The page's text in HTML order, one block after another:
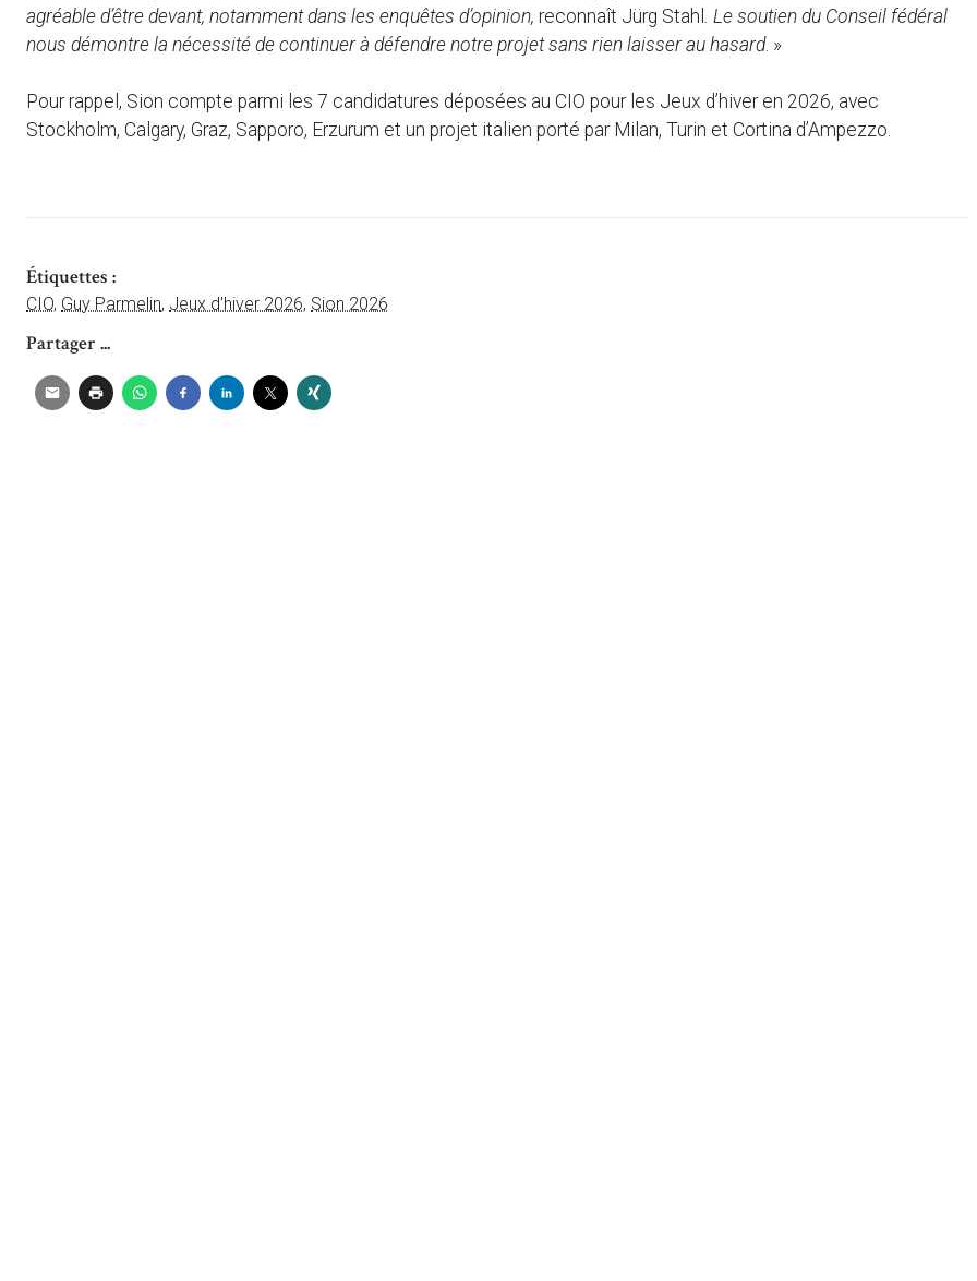
agréable d’être devant, notamment dans les enquêtes d’opinion, reconnaît Jürg Stahl
. Le soutien du Conseil fédéral
nous démontre la nécessité de continuer à défendre notre projet sans rien laisser au hasard. »
Pour rappel, Sion compte parmi les 7 candidatures déposées au CIO pour les Jeux d’hiver en 2026, avec
Stockholm, Calgary, Graz, Sapporo, Erzurum et un projet italien porté par Milan, Turin et Cortina d’Ampezzo.
Étiquettes :
CIO, Guy Parmelin, Jeux d'hiver 2026, Sion 2026
Partager ...